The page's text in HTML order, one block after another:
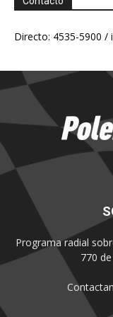
Directo: 4535-5900 /
Programa radial
770